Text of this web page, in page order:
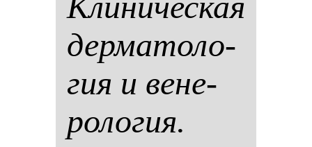
дер­ма­то­ло­
гия и ве­не­
ро­ло­гия.